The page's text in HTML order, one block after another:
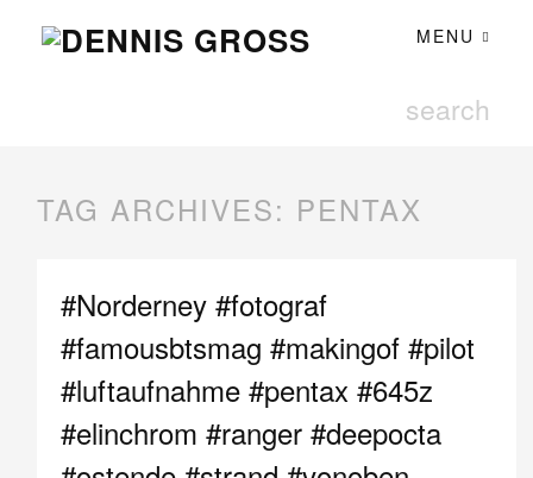
MENU
TAG ARCHIVES: PENTAX
#Norderney #fotograf
#famousbtsmag #makingof #pilot
#luftaufnahme #pentax #645z
#elinchrom #ranger #deepocta